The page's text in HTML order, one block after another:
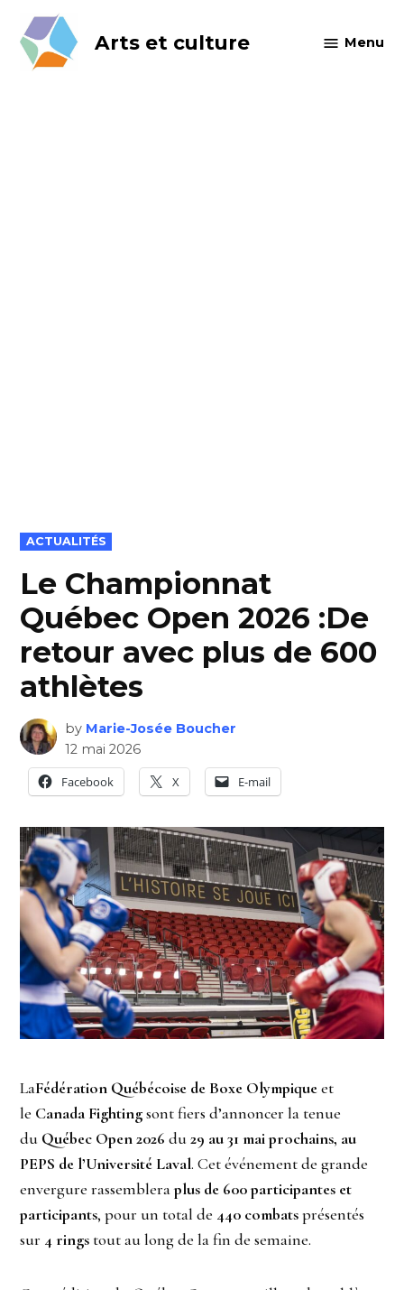
content
Arts et culture Menu
POSTED
IN
ACTUALITÉS
Le Championnat
Québec Open 2026 :De
retour avec plus de 600
athlètes
by Marie-Josée Boucher
12 mai 2026
Facebook
X E-mail
LaFédération Québécoise de Boxe Olympiqueet
le Canada Fightingsont fiers d’annoncer la tenue
duQuébec Open 2026 du29 au 31 mai prochains, au
PEPS de l’Université Laval. Cet événement de grande
envergure rassembleraplus de 600 participantes et
participants, pour un total de 440 combatsprésentés
sur 4 rings tout au long de la fin de semaine.